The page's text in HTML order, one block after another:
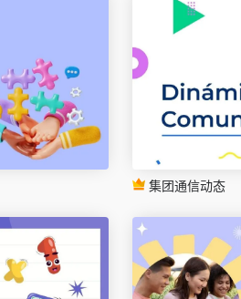
集团通信动态